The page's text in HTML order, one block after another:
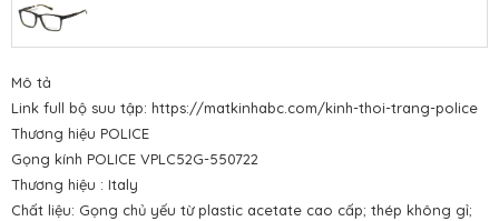
Mô tả
Link full bộ suu tập: https://matkinhabc.com/kinh-thoi-trang-police
Thương hiệu POLICE
Gọng kính POLICE VPLC52G-550722
Thương hiệu : Italy
Chất liệu: Gọng chủ yếu từ plastic acetate cao cấp; thép không gỉ;